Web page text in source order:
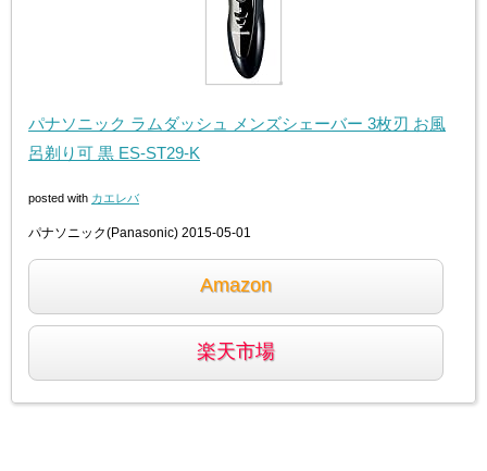
パナソニック ラムダッシュ メンズシェーバー 3枚刃 お風
呂剃り可 黒 ES-ST29-K
posted with カエレバ
パナソニック(Panasonic) 2015-05-01
Amazon
楽天市場